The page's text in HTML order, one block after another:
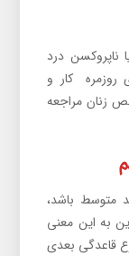
ناپروکسن درد
روزمره کار و
زنان مراجعه
متوسط ​​باشد،
به این معنی
قاعدگی بعدی